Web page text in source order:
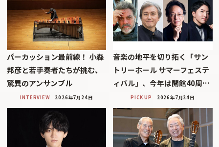
パーカッション最前線！ 小森
邦彦と若手奏者たちが挑む、
驚異のアンサンブル
INTERVIEW 2026年7月24日
音楽の地平を切り拓く「サン
トリーホール サマーフェステ
ィバル」、今年は開館40周…
PICK UP 2026年7月24日